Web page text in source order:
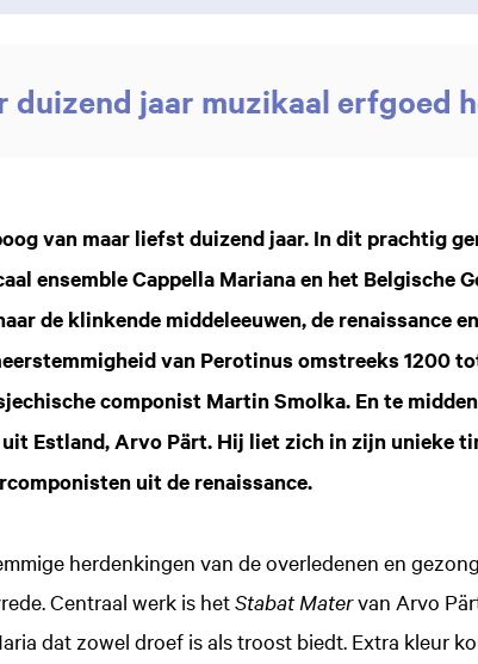
duizend jaar muzikaal erfgoed
van maar liefst duizend jaar. In dit prachtig
ensemble Cappella Mariana en het Belgische
de klinkende middeleeuwen, de renaissance
van Perotinus omstreeks 1200
componist Martin Smolka. En te
uit Estland, Arvo Pärt. Hij liet zich in zijn unieke
uit de renaissance.
herdenkingen van de overledenen en
Centraal werk is hetStabat Matervan Arvo
dat zowel droef is als troost biedt. Extra kleur